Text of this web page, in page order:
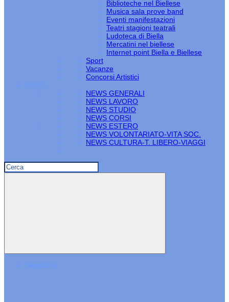
Biblioteche nel Biellese
Musica sala prove band
Eventi manifestazioni
Teatri stagioni teatrali
Ludoteca di Biella
Mercatini nel biellese
Internet point Biella e Biellese
Sport
Vacanze
Concorsi Artistici
NEWS
NEWS GENERALI
NEWS LAVORO
NEWS STUDIO
NEWS CORSI
NEWS ESTERO
NEWS VOLONTARIATO-VITA SOC.
NEWS CULTURA-T. LIBERO-VIAGGI
Seguici su